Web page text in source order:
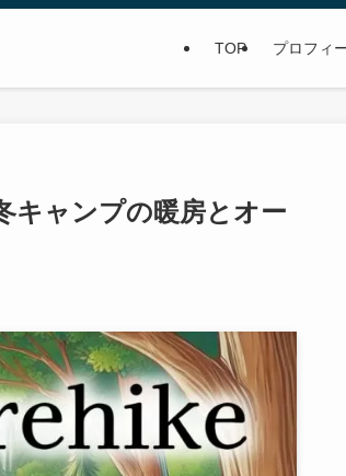
TOP プロフィ
キャンプの暖房とオー